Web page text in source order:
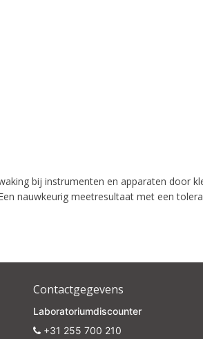
bij instrumenten en apparaten door
nauwkeurig meetresultaat met een
Contactgegevens
Laboratoriumdiscounter
+31 255 700 210
Subscribe